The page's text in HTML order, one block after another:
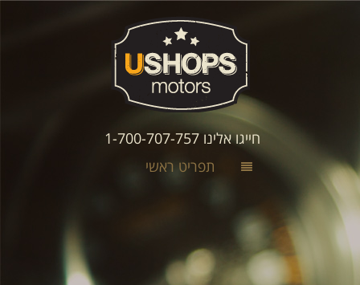
חייגו אלינו 1-700-707-757
תפריט ראשי